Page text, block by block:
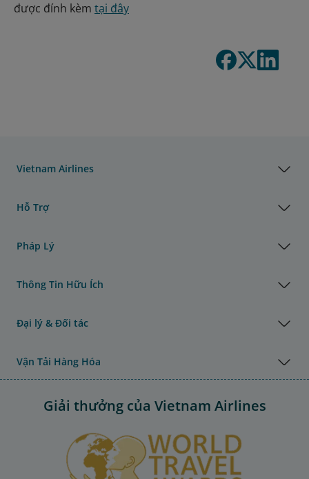
được đính kèm tại đây
Vietnam Airlines
Hỗ Trợ
Pháp Lý
Thông Tin Hữu Ích
Đại lý & Đối tác
Vận Tải Hàng Hóa
Giải thưởng của Vietnam Airlines